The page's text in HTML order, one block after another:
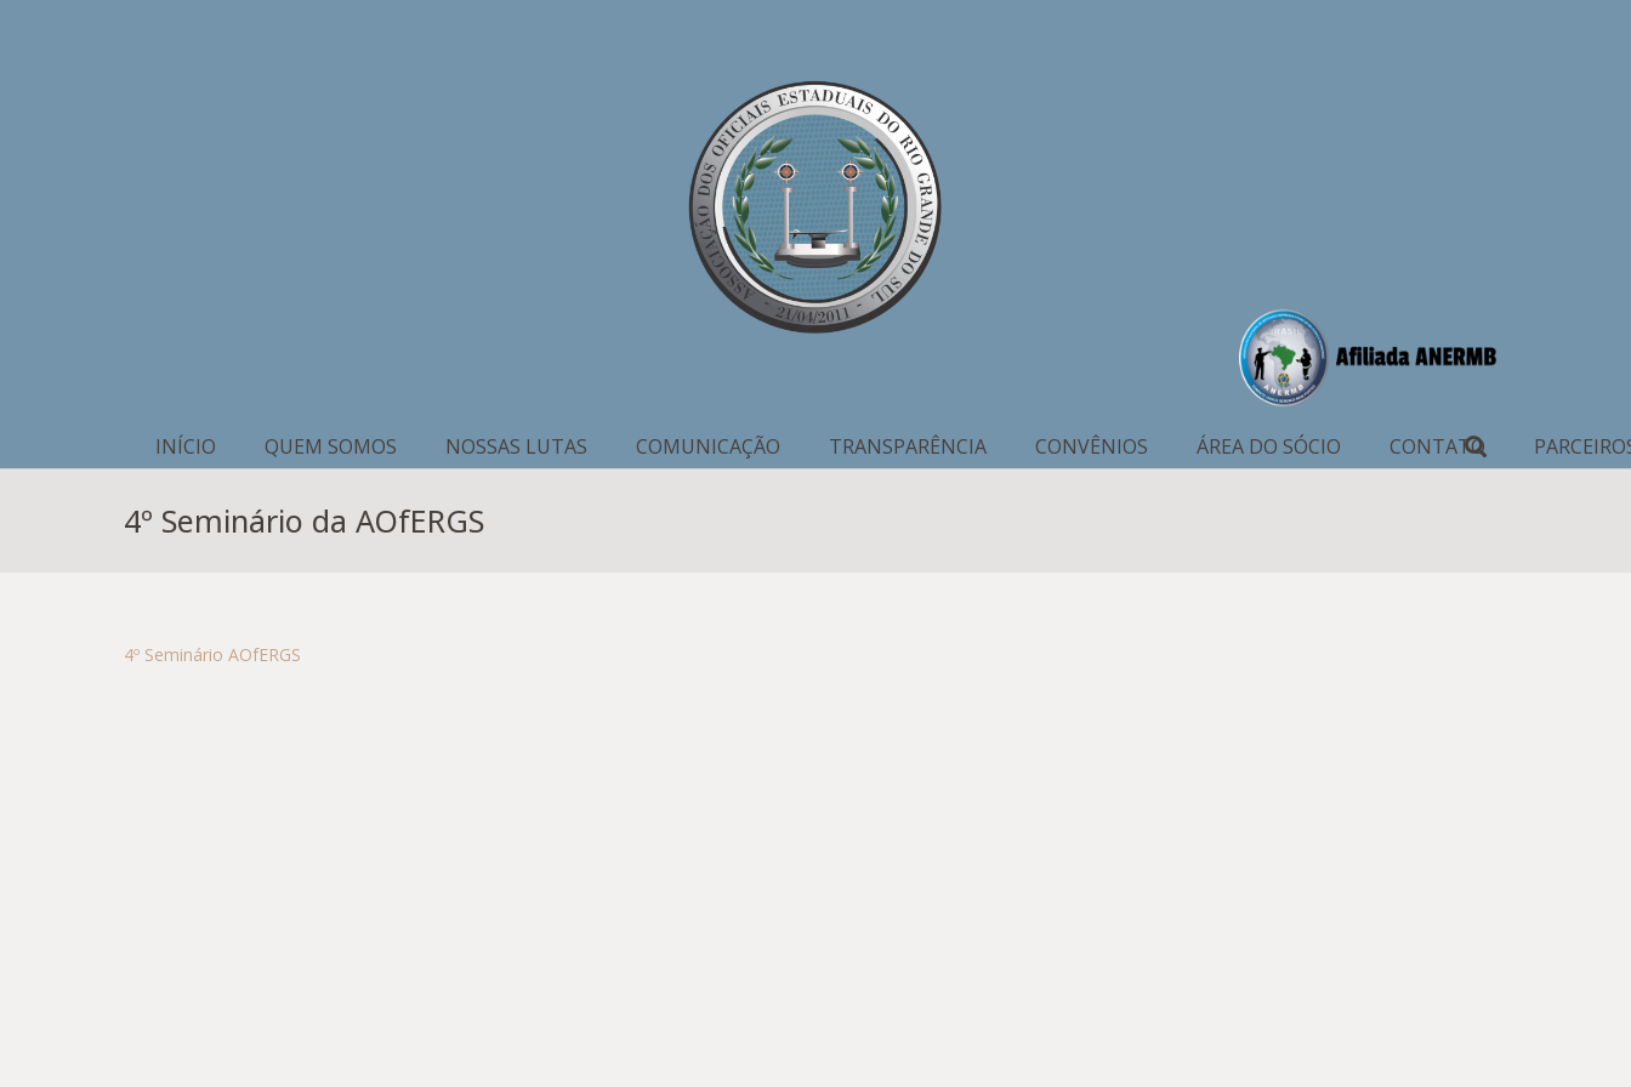
INÍCIO QUEM SOMOS NOSSAS LUTAS COMUNICAÇÃO TRANSPARÊNCIA CONVÊNIOS ÁREA DO SÓCIO CONTATO
4º Seminário da AOfERGS
4º Seminário AOfERGS